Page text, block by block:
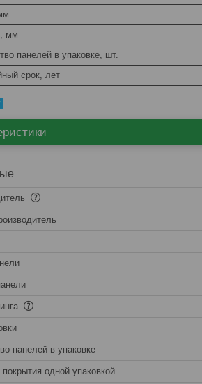
мм
панелей в упаковке, шт.
срок, лет
панелей в упаковке
одной упаковкой